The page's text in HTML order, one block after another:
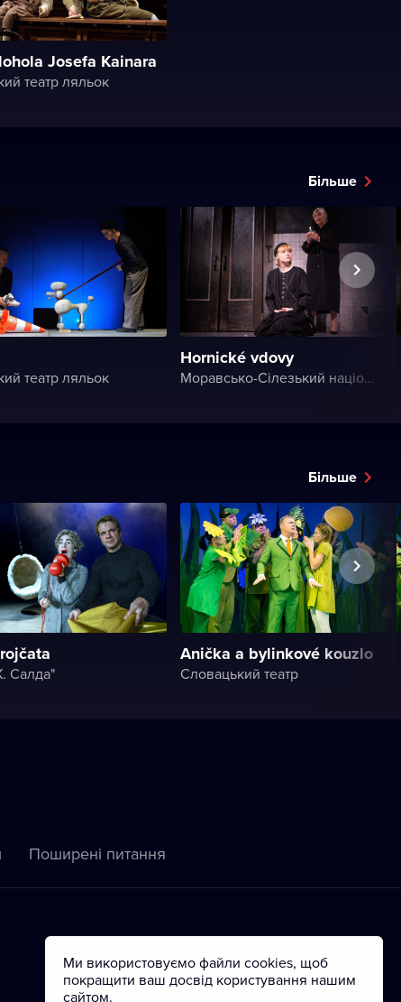
Josefa Kainara
театр ляльок
Більше
театр ляльок
Hornické vdovy
Моравсько-Сілезький національний театр
Більше
Салда"
Anička a bylinkové kouzlo
Словацький театр
Пoширені питання
Ми використовуємо файли cookies, щоб
покращити ваш досвід користування нашим
сайтом.